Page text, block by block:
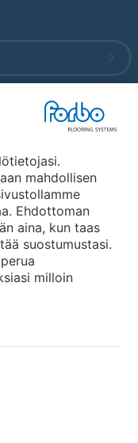
mahdollisen
Ehdottoman
aina, kun taas
suostumustasi.
milloin